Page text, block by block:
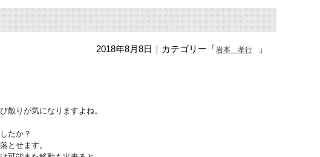
2018年8月8日 ｜カテゴリー「岩本 孝行 」
散りが気になりますよね。
たか？
とせます。